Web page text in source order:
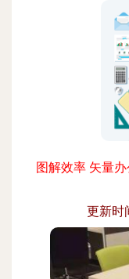
图解效率 矢量
更新时